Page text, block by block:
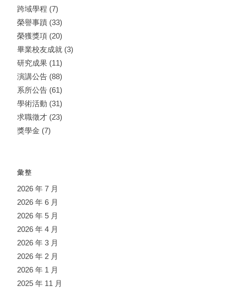
跨域學程 (7)
榮譽事蹟(33)
榮獲獎項(20)
畢業校友成就(3)
研究成果(11)
演講公告(88)
系所公告(61)
學術活動 (31)
求職徵才(23)
獎學金 (7)
彙整
2026 年 7 月
2026 年 6 月
2026 年 5 月
2026 年 4 月
2026 年 3 月
2026 年 2 月
2026 年 1 月
2025 年 11 月